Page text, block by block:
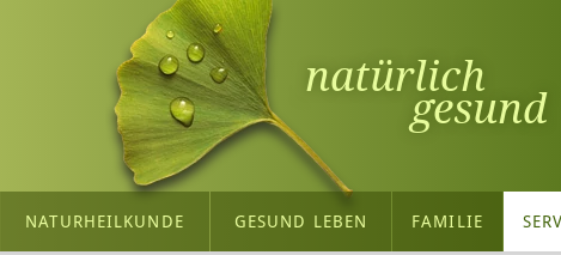
natürlich
gesund
NATURHEILKUNDE GESUND LEBEN FAMILIE